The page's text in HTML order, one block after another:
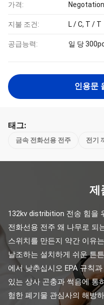
가격: Negotation
지불 조건: L / C, T / T
공급능력: 일 당
인용문
태그:
금속 전화선용 전주 전기
제
132kv distribition 전송 힘을
전화선용 전주 왜 나무로 되
스위치를 만든지 약간 이유
날조하는 설치하게 쉬운 튼
에서 낮추십시오 EPA 규칙
있는 상사 곤충과 썩음에 통
험한 폐기물 관심사의 해방